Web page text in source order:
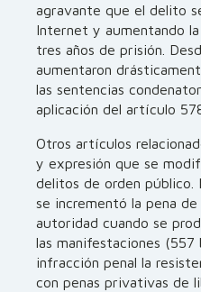
agravante que el delito
Internet y aumentando
tres años de prisión.
aumentaron
las sentencias
aplicación del artículo
Otros artículos
y expresión que se
delitos de orden público.
se incrementó la pena
autoridad cuando se
las manifestaciones
infracción penal la
con penas privativas de